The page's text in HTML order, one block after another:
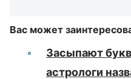
Вас может
Засыпают
астрологи